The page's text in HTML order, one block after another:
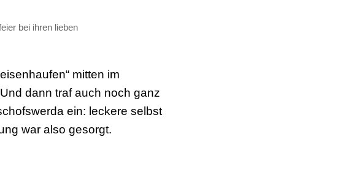
bei ihren lieben
mitten im
dann traf auch noch ganz
ein: leckere selbst
war also gesorgt.